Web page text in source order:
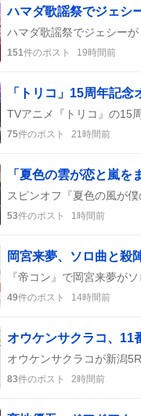
151件のポスト 19時間前
「トリコ」15周年記
75件のポスト 21時間前
53件のポスト 1時間前
岡宮来夢、ソロ曲と殺
49件のポスト 14時間前
オウケンサクラコ、
83件のポスト 2時間前